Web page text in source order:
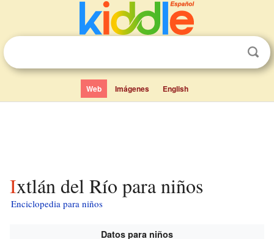
Web Imágenes English
Ixtlán del Río para niños
Enciclopedia para niños
Datos para niños